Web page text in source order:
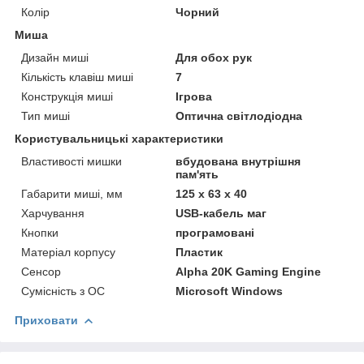
Колір
Чорний
Миша
Дизайн миші
Для обох рук
Кількість клавіш миші
7
Конструкція миші
Ігрова
Тип миші
Оптична світлодіодна
Користувальницькі характеристики
Властивості мишки
вбудована внутрішня
пам'ять
Габарити миші, мм
125 х 63 х 40
Харчування
USB-кабель маг
Кнопки
програмовані
Матеріал корпусу
Пластик
Сенсор
Alpha 20K Gaming Engine
Сумісність з ОС
Microsoft Windows
Приховати